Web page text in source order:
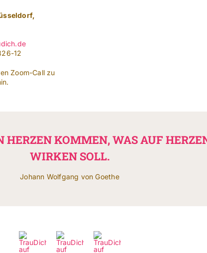
12
Zoom-Call zu
HERZEN KOMMEN, WAS AUF
WIRKEN SOLL.
Johann Wolfgang von Goethe